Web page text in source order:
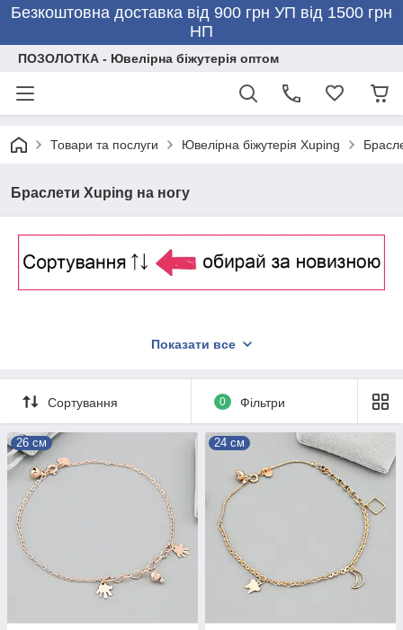
Безкоштовна доставка від 900 грн УП від 1500 грн
НП
ПОЗОЛОТКА - Ювелірна біжутерія оптом
Товари та послуги Ювелірна біжутерія Xuping
Браслети Xuping на ногу
Показати все
Сортування 0 Фільтри
26 см 24 см